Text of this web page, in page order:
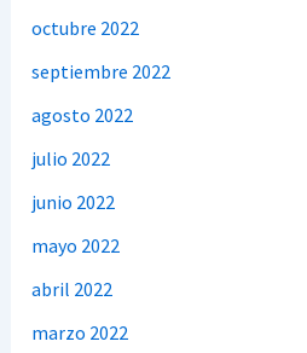
octubre 2022
septiembre 2022
agosto 2022
julio 2022
junio 2022
mayo 2022
abril 2022
marzo 2022